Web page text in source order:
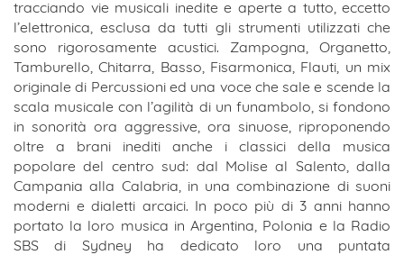
tracciando vie musicali inedite e aperte a tutto, eccetto
l’elettronica, esclusa da tutti gli strumenti utilizzati che
sono rigorosamente acustici. Zampogna, Organetto,
Tamburello, Chitarra, Basso, Fisarmonica, Flauti, un mix
originale di Percussioni ed una voce che sale e scende la
scala musicale con l’agilità di un funambolo, si fondono
in sonorità ora aggressive, ora sinuose, riproponendo
oltre a brani inediti anche i classici della musica
popolare del centro sud: dal Molise al Salento, dalla
Campania alla Calabria, in una combinazione di suoni
moderni e dialetti arcaici. In poco più di 3 anni hanno
portato la loro musica in Argentina, Polonia e la Radio
SBS di Sydney ha dedicato loro una puntata